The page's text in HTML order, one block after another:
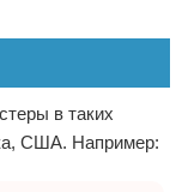
в таких
США. Например: